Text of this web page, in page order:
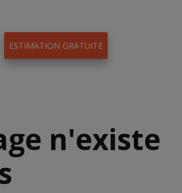
ESTIMATION GRATUITE
n'existe